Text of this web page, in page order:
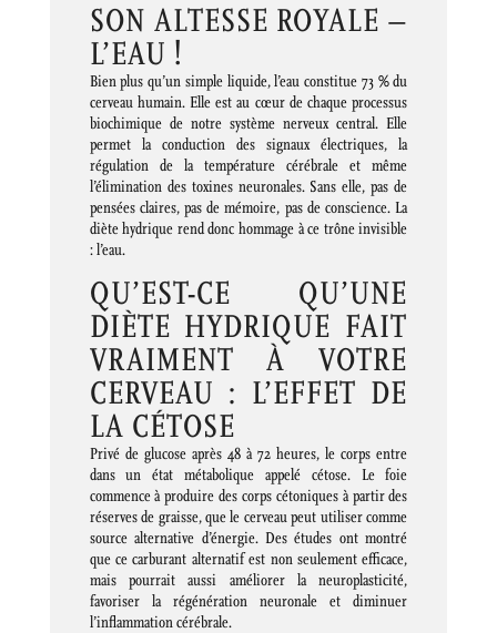
SON ALTESSE ROYALE –
L’EAU !
Bien plus qu’un simple liquide, l’eau constitue 73 % du
cerveau humain. Elle est au cœur de chaque processus
biochimique de notre système nerveux central. Elle
permet la conduction des signaux électriques, la
régulation de la température cérébrale et même
l’élimination des toxines neuronales. Sans elle, pas de
pensées claires, pas de mémoire, pas de conscience. La
diète hydrique rend donc hommage à ce trône invisible
: l’eau.
QU’EST-CE QU’UNE
DIÈTE HYDRIQUE FAIT
VRAIMENT À VOTRE
CERVEAU : L’EFFET DE
LA CÉTOSE
Privé de glucose après 48 à 72 heures, le corps entre
dans un état métabolique appelé cétose. Le foie
commence à produire des corps cétoniques à partir des
réserves de graisse, que le cerveau peut utiliser comme
source alternative d’énergie. Des études ont montré
que ce carburant alternatif est non seulement efficace,
mais pourrait aussi améliorer la neuroplasticité,
favoriser la régénération neuronale et diminuer
l’inflammation cérébrale.